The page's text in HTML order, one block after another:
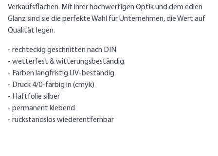
Verkaufsflächen. Mit ihrer hochwertigen Optik und dem edlen
Glanz sind sie die perfekte Wahl für Unternehmen, die Wert auf
Qualität legen.
- rechteckig geschnitten nach DIN
- wetterfest & witterungsbeständig
- Farben langfristig UV-beständig
- Druck 4/0-farbig in (cmyk)
- Haftfolie silber
- permanent klebend
- rückstandslos wiederentfernbar